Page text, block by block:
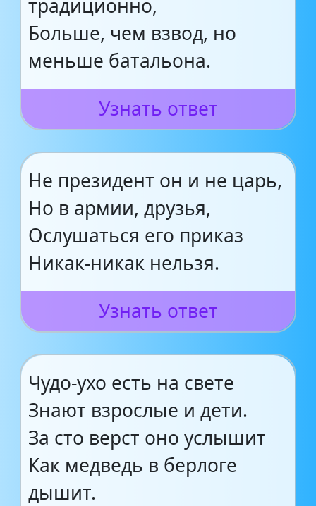
традиционно,
Больше, чем взвод, но
меньше батальона.
Узнать ответ
Не президент он и не царь,
Но в армии, друзья,
Ослушаться его приказ
Никак-никак нельзя.
Узнать ответ
Чудо-ухо есть на свете
Знают взрослые и дети.
За сто верст оно услышит
Как медведь в берлоге
дышит.